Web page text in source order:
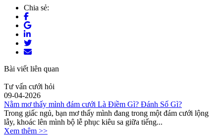
Chia sẻ:
Bài viết liên quan
Tư vấn cưới hỏi
09-04-2026
Nằm mơ thấy mình đám cưới Là Điềm Gì? Đánh Số Gì?
Trong giấc ngủ, bạn mơ thấy mình đang trong một đám cưới lộng
lẫy, khoác lên mình bộ lễ phục kiêu sa giữa tiếng...
Xem thêm >>